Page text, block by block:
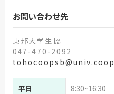
お問い合わせ先
東邦大学生協
047-470-2092
tohocoopsb@univ.coop
平日 8:30~16:30